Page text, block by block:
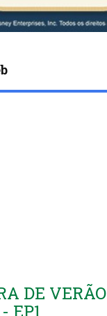
DE VERÃO
EP1